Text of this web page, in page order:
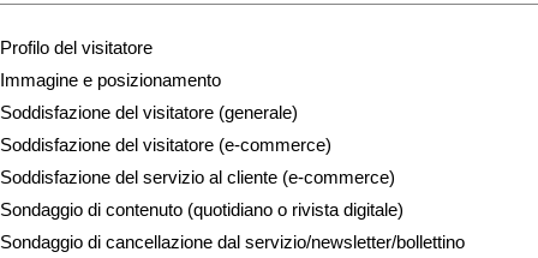
Profilo del visitatore
Immagine e posizionamento
Soddisfazione del visitatore (generale)
Soddisfazione del visitatore (e-commerce)
Soddisfazione del servizio al cliente (e-commerce)
Sondaggio di contenuto (quotidiano o rivista digitale)
Sondaggio di cancellazione dal servizio/newsletter/bollettino